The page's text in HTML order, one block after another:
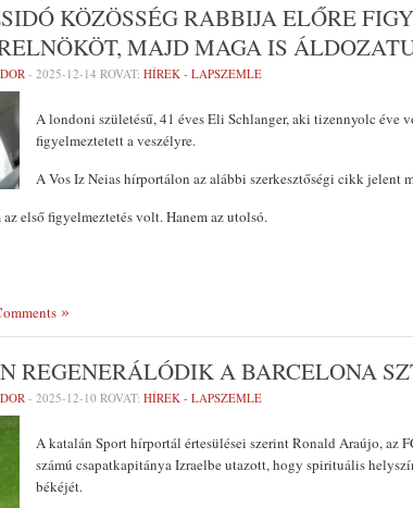
KÖZÖSSÉG RABBIJA ELŐRE
MAJD MAGA IS
- 2025-12-14 ROVAT: HÍREK - LAPSZEMLE
A londoni születésű, 41 éves Eli Schlanger, aki tizennyolc éve
figyelmeztetett a veszélyre.
A Vos Iz Neias hírportálon az alábbi szerkesztőségi cikk jelent
első figyelmeztetés volt. Hanem az utolsó.
REGENERÁLÓDIK A BARCELONA
- 2025-12-10 ROVAT: HÍREK - LAPSZEMLE
A katalán Sport hírportál értesülései szerint Ronald Araújo, az
számú csapatkapitánya Izraelbe utazott, hogy spirituális
békéjét.